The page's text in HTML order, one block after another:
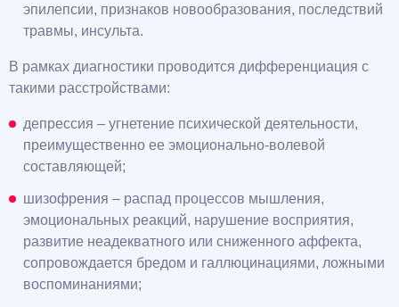
эпилепсии, признаков новообразования, последствий
травмы, инсульта.
В рамках диагностики проводится дифференциация с
такими расстройствами:
депрессия – угнетение психической деятельности,
преимущественно ее эмоционально-волевой
составляющей;
шизофрения – распад процессов мышления,
эмоциональных реакций, нарушение восприятия,
развитие неадекватного или сниженного аффекта,
сопровождается бредом и галлюцинациями, ложными
воспоминаниями;